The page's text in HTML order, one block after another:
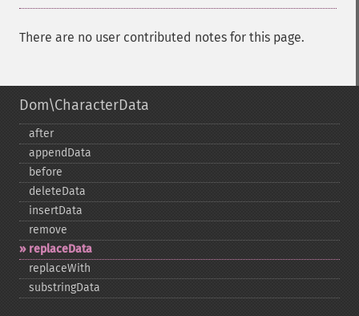
There are no user contributed notes for this page.
Dom\CharacterData
after
appendData
before
deleteData
insertData
remove
replaceData
replaceWith
substringData